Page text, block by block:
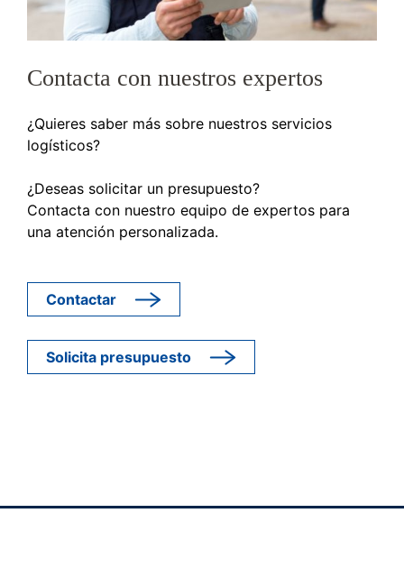
Contacta con nuestros expertos
¿Quieres saber más sobre nuestros servicios
logísticos?
¿Deseas solicitar un presupuesto?
Contacta con nuestro equipo de expertos para
una atención personalizada.
Contactar
Solicita presupuesto